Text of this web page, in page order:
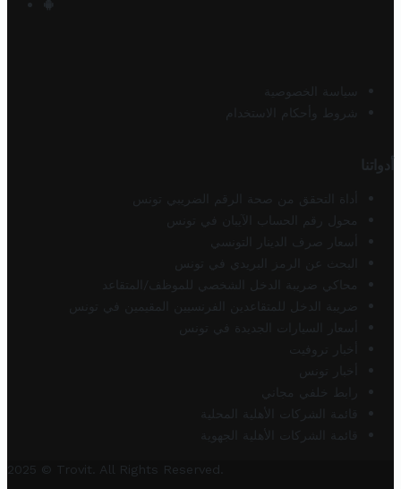
سياسة الخصوصية
شروط وأحكام الاستخدام
أدواتنا
أداة التحقق من صحة الرقم الضريبي تونس
محول رقم الحساب الآيبان في تونس
أسعار صرف الدينار التونسي
البحث عن الرمز البريدي في تونس
محاكي ضريبة الدخل الشخصي للموظف/المتقاعد
ضريبة الدخل للمتقاعدين الفرنسيين المقيمين في تونس
أسعار السيارات الجديدة في تونس
أخبار تروفيت
أخبار تونس
رابط خلفي مجاني
قائمة الشركات الأهلية المحلية
قائمة الشركات الأهلية الجهوية
2025 © Trovit. All Rights Reserved.